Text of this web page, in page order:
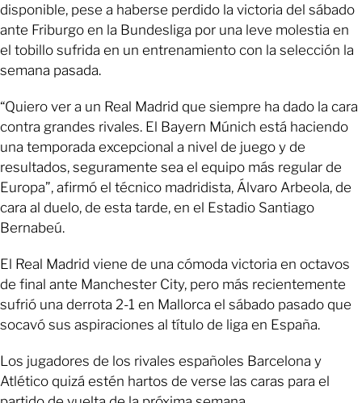
disponible, pese a haberse perdido la victoria del sábado
ante Friburgo en la Bundesliga por una leve molestia en
el tobillo sufrida en un entrenamiento con la selección la
semana pasada.
“Quiero ver a un Real Madrid que siempre ha dado la cara
contra grandes rivales. El Bayern Múnich está haciendo
una temporada excepcional a nivel de juego y de
resultados, seguramente sea el equipo más regular de
Europa”, afirmó el técnico madridista, Álvaro Arbeola, de
cara al duelo, de esta tarde, en el Estadio Santiago
Bernabeú.
El Real Madrid viene de una cómoda victoria en octavos
de final ante Manchester City, pero más recientemente
sufrió una derrota 2-1 en Mallorca el sábado pasado que
socavó sus aspiraciones al título de liga en España.
Los jugadores de los rivales españoles Barcelona y
Atlético quizá estén hartos de verse las caras para el